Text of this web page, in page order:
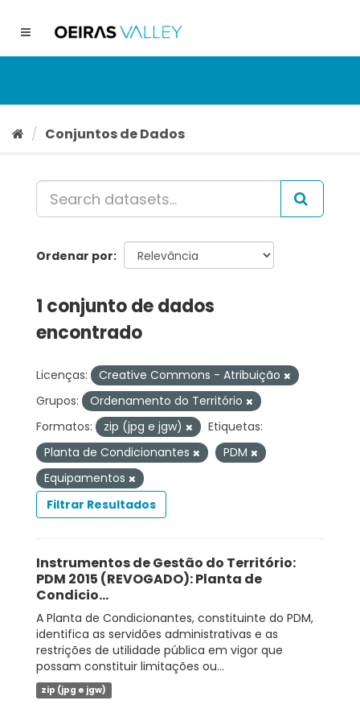
conteúdo
Toggle
Conjuntos de Dados
Ordenar por
1 conjunto de dados
encontrado
Licenças:
Creative Commons - Atribuição
Grupos:
Ordenamento do Território
Formatos:
zip (jpg e jgw)
Etiquetas:
Planta de Condicionantes
PDM
Equipamentos
Filtrar Resultados
Instrumentos de Gestão do Território:
PDM 2015 (REVOGADO): Planta de
Condicio...
A Planta de Condicionantes, constituinte do PDM,
identifica as servidões administrativas e as
restrições de utilidade pública em vigor que
possam constituir limitações ou...
zip (jpg e jgw)